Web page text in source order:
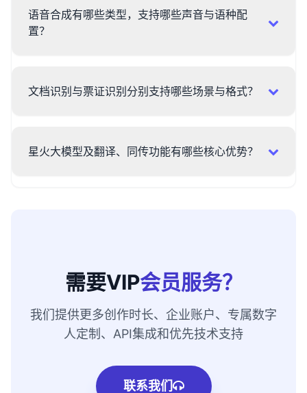
语音合成有哪些类型，支持哪些声音与语种配
置？
文档识别与票证识别分别支持哪些场景与格式？
星火大模型及翻译、同传功能有哪些核心优势？
需要VIP会员服务？
我们提供更多创作时长、企业账户、专属数字
人定制、API集成和优先技术支持
联系我们